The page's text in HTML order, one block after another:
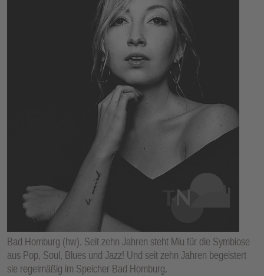
Bad Homburg (hw). Seit zehn Jahren steht Miu für die Symbiose
aus Pop, Soul, Blues und Jazz! Und seit zehn Jahren begeistert
sie regelmäßig im Speicher Bad Homburg.
N